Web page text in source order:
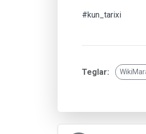
#kun_tarixi
Teglar: